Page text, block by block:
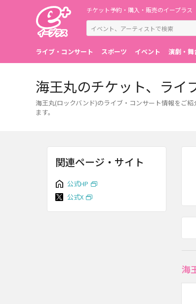
チケット予約・購入・販売のイープラス
ライブ・コンサート スポーツ イベント 演劇・舞
海王丸のチケット、ライ
海王丸(ロックバンド)のライブ・コンサート情報をご
ます。
海
関連ページ・サイト
公式HP
公式X